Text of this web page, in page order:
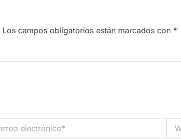
Los campos obligatorios están marcados con *
Web